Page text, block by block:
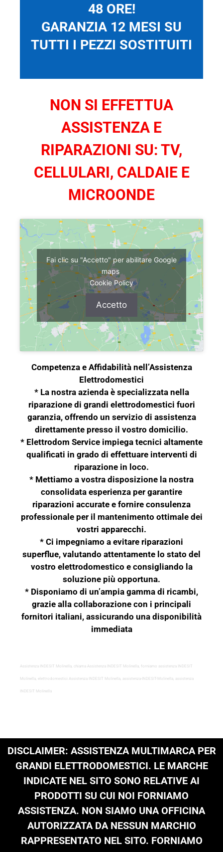
48 ORE!
GARANZIA 12 MESI SU
TUTTI I PEZZI SOSTITUITI
NON SI EFFETTUA
ASSISTENZA E
RIPARAZIONI SU: TV,
CELLULARI, CALDAIE E
MICROONDE
Fai clic su "Accetto" per abilitare Google
maps
Cookie Policy
Accetto
Competenza e Affidabilità nell’Assistenza
Elettrodomestici
* La nostra azienda è specializzata nella
riparazione di grandi elettrodomestici fuori
garanzia, offrendo un servizio di assistenza
direttamente presso il vostro domicilio.
* Elettrodom Service impiega tecnici altamente
qualificati in grado di effettuare interventi di
riparazione in loco.
* Mettiamo a vostra disposizione la nostra
consolidata esperienza per garantire
riparazioni accurate e fornire consulenza
professionale per il mantenimento ottimale dei
vostri apparecchi.
* Ci impegniamo a evitare riparazioni
superflue, valutando attentamente lo stato del
vostro elettrodomestico e consigliando la
soluzione più opportuna.
* Disponiamo di un’ampia gamma di ricambi,
grazie alla collaborazione con i principali
fornitori italiani, assicurando una disponibilità
immediata
Assistenza INDESIT Molinella, chiama Assistenza INDESIT Molinella, forniamo assistenza INDESIT
Molinella, elettrodomestici Assistenza INDESIT Molinella, assistenza-INDESIT-Molinella, assistenza
INDESIT Molinella
DISCLAIMER: ASSISTENZA MULTIMARCA PER
GRANDI ELETTRODOMESTICI. LE MARCHE
INDICATE NEL SITO SONO RELATIVE AI
PRODOTTI SU CUI NOI FORNIAMO
ASSISTENZA. NON SIAMO UNA OFFICINA
AUTORIZZATA DA NESSUN MARCHIO
RAPPRESENTATO NEL SITO. FORNIAMO